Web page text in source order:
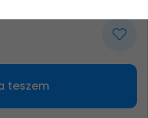
teszem